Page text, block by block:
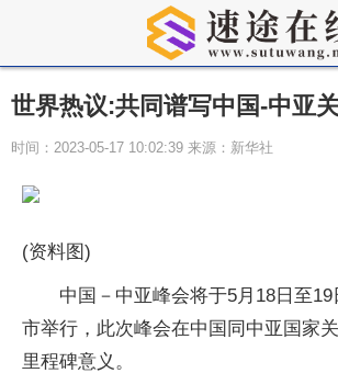
世界热议:共同谱写中国-中亚
时间：2023-05-17 10:02:39 来源：新华社
(资料图)
中国－中亚峰会将于5月18日至
市举行，此次峰会在中国同中亚国家
里程碑意义。